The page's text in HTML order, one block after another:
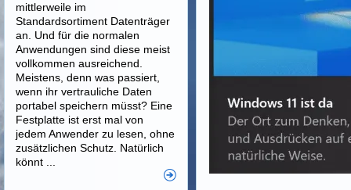
mittlerweile im
Standardsortiment Datenträger
an. Und für die normalen
Anwendungen sind diese meist
vollkommen ausreichend.
Meistens, denn was passiert,
wenn ihr vertrauliche Daten
portabel speichern müsst? Eine
Festplatte ist erst mal von
jedem Anwender zu lesen, ohne
zusätzlichen Schutz. Natürlich
könnt ...